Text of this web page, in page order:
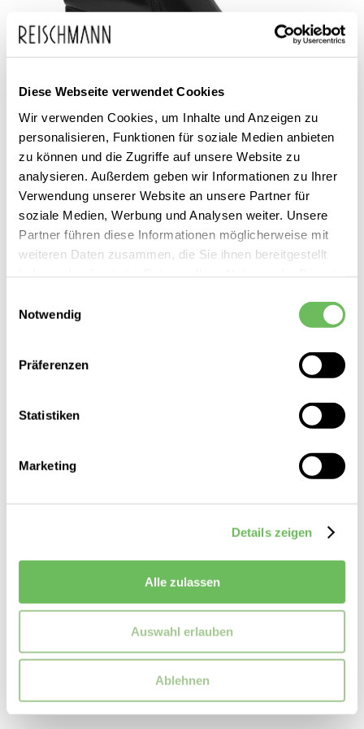
Diese Webseite verwendet Cookies
Wir verwenden Cookies, um Inhalte und Anzeigen zu
personalisieren, Funktionen für soziale Medien anbieten
zu können und die Zugriffe auf unsere Website zu
analysieren. Außerdem geben wir Informationen zu Ihrer
Verwendung unserer Website an unsere Partner für
soziale Medien, Werbung und Analysen weiter. Unsere
Partner führen diese Informationen möglicherweise mit
weiteren Daten zusammen, die Sie ihnen bereitgestellt
Notwendig
Präferenzen
Statistiken
Marketing
Details zeigen
Alle zulassen
Auswahl erlauben
Ablehnen
Tamaris
Damen Stiefeletten
99,95 €
79,99 €
449,00 €
225,00 €